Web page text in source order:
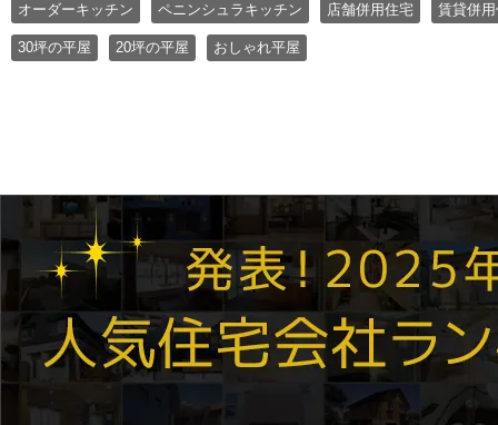
オーダーキッチン ペニンシュラキッチン 店舗併用住宅 賃貸併
30坪の平屋 20坪の平屋 おしゃれ平屋